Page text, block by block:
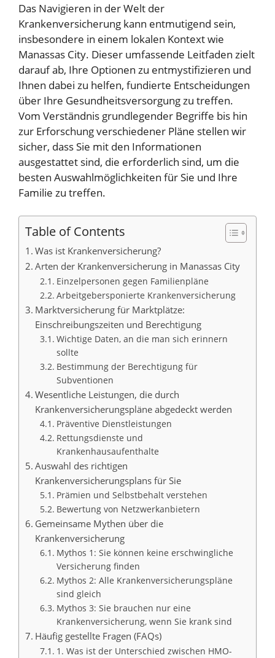
Das Navigieren in der Welt der
Krankenversicherung kann entmutigend sein,
insbesondere in einem lokalen Kontext wie
Manassas City. Dieser umfassende Leitfaden zielt
darauf ab, Ihre Optionen zu entmystifizieren und
Ihnen dabei zu helfen, fundierte Entscheidungen
über Ihre Gesundheitsversorgung zu treffen.
Vom Verständnis grundlegender Begriffe bis hin
zur Erforschung verschiedener Pläne stellen wir
sicher, dass Sie mit den Informationen
ausgestattet sind, die erforderlich sind, um die
besten Auswahlmöglichkeiten für Sie und Ihre
Familie zu treffen.
Table of Contents
Was ist Krankenversicherung?
Arten der Krankenversicherung in Manassas City
Einzelpersonen gegen Familienpläne
Arbeitgebersponierte Krankenversicherung
Marktversicherung für Marktplätze:
Einschreibungszeiten und Berechtigung
Wichtige Daten, an die man sich erinnern
sollte
Bestimmung der Berechtigung für
Subventionen
Wesentliche Leistungen, die durch
Krankenversicherungspläne abgedeckt werden
Präventive Dienstleistungen
Rettungsdienste und
Krankenhausaufenthalte
Auswahl des richtigen
Krankenversicherungsplans für Sie
Prämien und Selbstbehalt verstehen
Bewertung von Netzwerkanbietern
Gemeinsame Mythen über die
Krankenversicherung
Mythos 1: Sie können keine erschwingliche
Versicherung finden
Mythos 2: Alle Krankenversicherungspläne
sind gleich
Mythos 3: Sie brauchen nur eine
Krankenversicherung, wenn Sie krank sind
Häufig gestellte Fragen (FAQs)
1. Was ist der Unterschied zwischen HMO-